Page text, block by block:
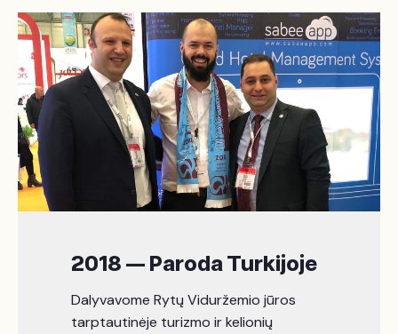
2018 — Paroda Turkijoje
Dalyvavome Rytų Viduržemio jūros
tarptautinėje turizmo ir kelionių